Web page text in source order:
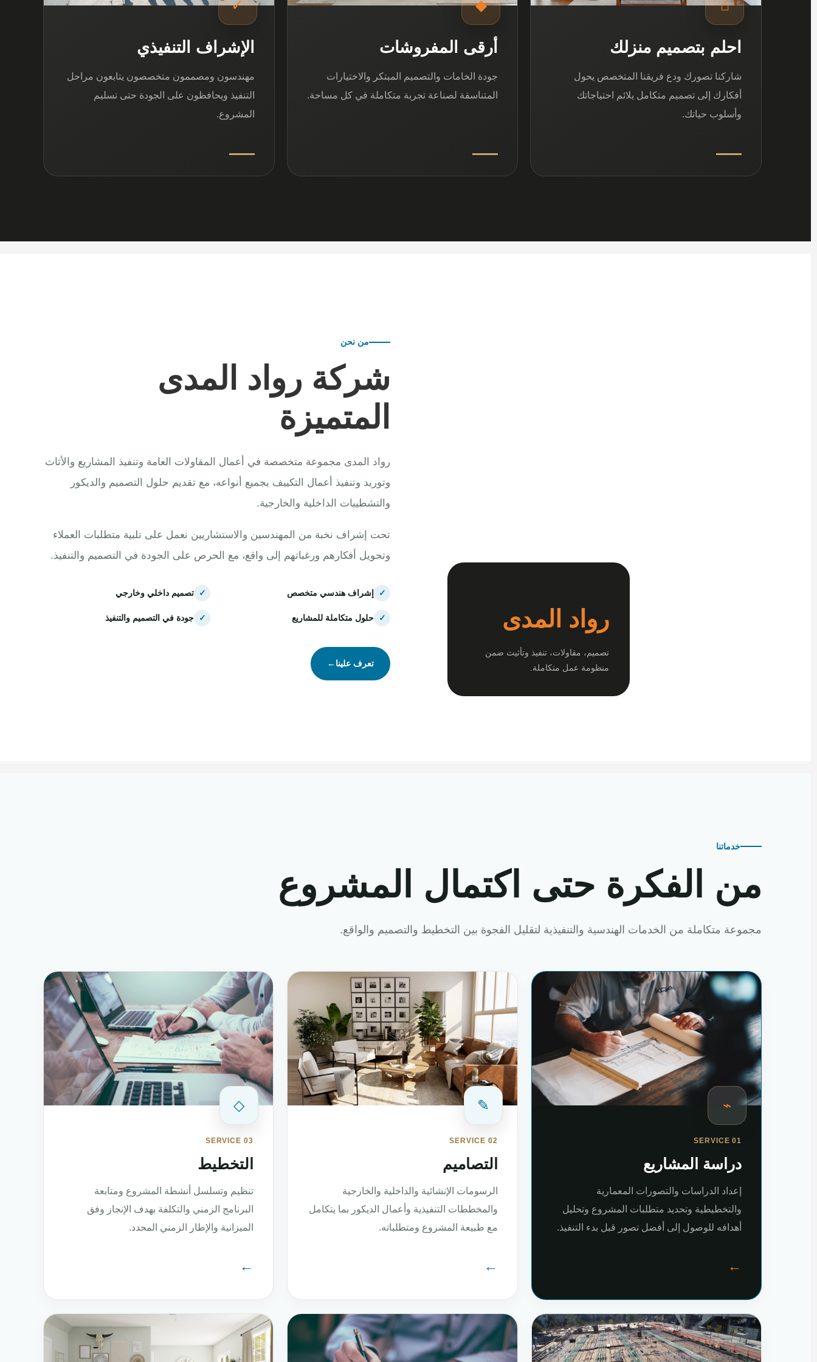
⌂
احلم بتصميم منزلك
شاركنا تصورك ودع فريقنا المتخصص يحول
أفكارك إلى تصميم متكامل يلائم احتياجاتك
وأسلوب حياتك.
◆
أرقى المفروشات
جودة الخامات والتصميم المبتكر والاختيارات
المتناسقة لصناعة تجربة متكاملة في كل مساحة.
✓
الإشراف التنفيذي
مهندسون ومصممون متخصصون يتابعون مراحل
التنفيذ ويحافظون على الجودة حتى تسليم
المشروع.
رواد المدى
تصميم، مقاولات، تنفيذ وتأثيث ضمن
منظومة عمل متكاملة.
من نحن
شركة رواد المدى
المتميزة
رواد المدى مجموعة متخصصة في أعمال المقاولات العامة وتنفيذ المشاريع والأثاث
وتوريد وتنفيذ أعمال التكييف بجميع أنواعه، مع تقديم حلول التصميم والديكور
والتشطيبات الداخلية والخارجية.
تحت إشراف نخبة من المهندسين والاستشاريين نعمل على تلبية متطلبات العملاء
وتحويل أفكارهم ورغباتهم إلى واقع، مع الحرص على الجودة في التصميم والتنفيذ.
✓ إشراف هندسي متخصص ✓ تصميم داخلي وخارجي
✓ حلول متكاملة للمشاريع ✓ جودة في التصميم والتنفيذ
تعرف علينا←
خدماتنا
من الفكرة حتى اكتمال المشروع
مجموعة متكاملة من الخدمات الهندسية والتنفيذية لتقليل الفجوة بين التخطيط والتصميم والواقع.
⌁
SERVICE 01
دراسة المشاريع
إعداد الدراسات والتصورات المعمارية
والتخطيطية وتحديد متطلبات المشروع وتحليل
أهدافه للوصول إلى أفضل تصور قبل بدء التنفيذ.
←
✎
SERVICE 02
التصاميم
الرسومات الإنشائية والداخلية والخارجية
والمخططات التنفيذية وأعمال الديكور بما يتكامل
مع طبيعة المشروع ومتطلباته.
←
◇
SERVICE 03
التخطيط
تنظيم وتسلسل أنشطة المشروع ومتابعة
البرنامج الزمني والتكلفة بهدف الإنجاز وفق
الميزانية والإطار الزمني المحدد.
←